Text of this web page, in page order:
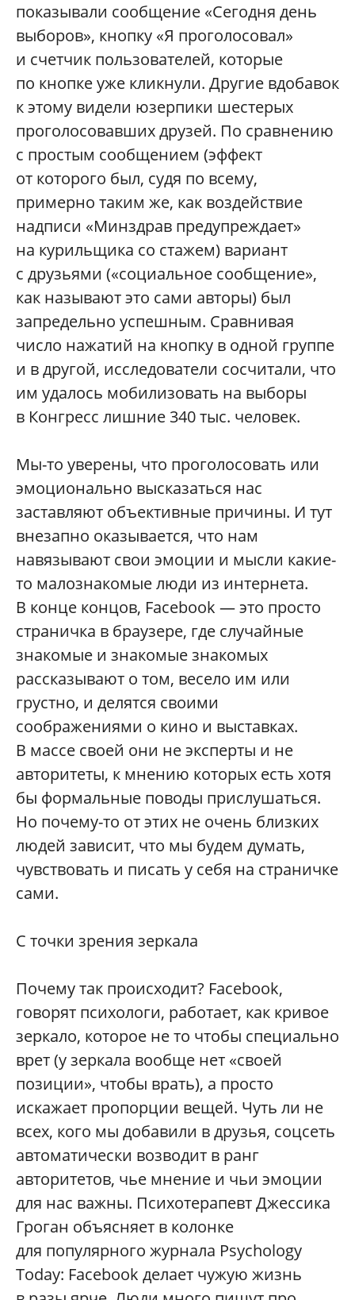
показывали сообщение «Сегодня день
выборов», кнопку «Я проголосовал»
и счетчик пользователей, которые
по кнопке уже кликнули. Другие вдобавок
к этому видели юзерпики шестерых
проголосовавших друзей. По сравнению
с простым сообщением (эффект
от которого был, судя по всему,
примерно таким же, как воздействие
надписи «Минздрав предупреждает»
на курильщика со стажем) вариант
с друзьями («социальное сообщение»,
как называют это сами авторы) был
запредельно успешным. Сравнивая
число нажатий на кнопку в одной группе
и в другой, исследователи сосчитали, что
им удалось мобилизовать на выборы
в Конгресс лишние 340 тыс. человек.
Мы-то уверены, что проголосовать или
эмоционально высказаться нас
заставляют объективные причины. И тут
внезапно оказывается, что нам
навязывают свои эмоции и мысли какие-
то малознакомые люди из интернета.
В конце концов, Facebook — это просто
страничка в браузере, где случайные
знакомые и знакомые знакомых
рассказывают о том, весело им или
грустно, и делятся своими
соображениями о кино и выставках.
В массе своей они не эксперты и не
авторитеты, к мнению которых есть хотя
бы формальные поводы прислушаться.
Но почему-то от этих не очень близких
людей зависит, что мы будем думать,
чувствовать и писать у себя на страничке
сами.
С точки зрения зеркала
Почему так происходит? Facebook,
говорят психологи, работает, как кривое
зеркало, которое не то чтобы специально
врет (у зеркала вообще нет «своей
позиции», чтобы врать), а просто
искажает пропорции вещей. Чуть ли не
всех, кого мы добавили в друзья, соцсеть
автоматически возводит в ранг
авторитетов, чье мнение и чьи эмоции
для нас важны. Психотерапевт Джессика
Гроган объясняет в колонке
для популярного журнала Psychology
Today: Facebook делает чужую жизнь